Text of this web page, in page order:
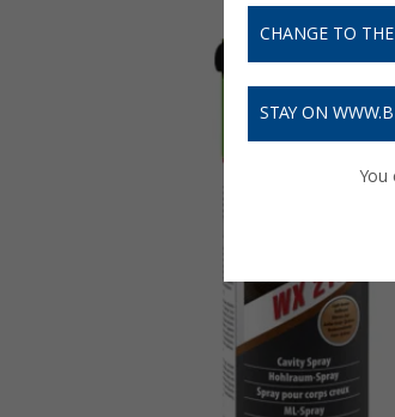
CHANGE TO
STAY ON
You